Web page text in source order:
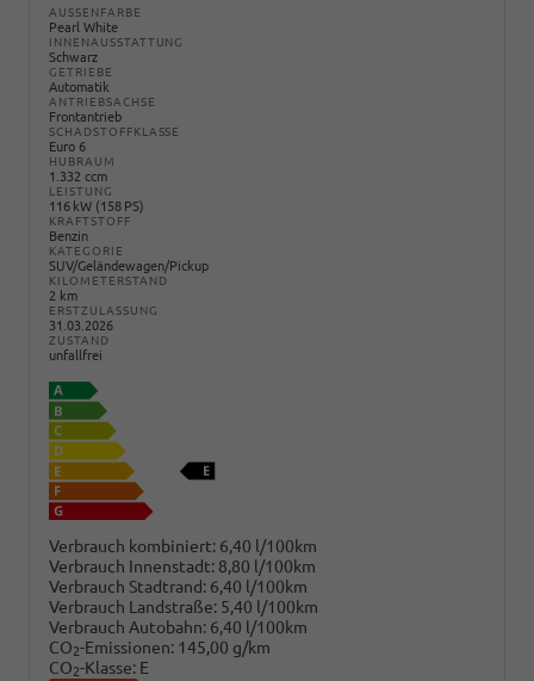
AUSSENFARBE
Pearl White
INNENAUSSTATTUNG
Schwarz
GETRIEBE
Automatik
ANTRIEBSACHSE
Frontantrieb
SCHADSTOFFKLASSE
Euro 6
HUBRAUM
1.332 ccm
LEISTUNG
116 kW (158 PS)
KRAFTSTOFF
Benzin
KATEGORIE
SUV/Geländewagen/Pickup
KILOMETERSTAND
2 km
ERSTZULASSUNG
31.03.2026
ZUSTAND
unfallfrei
Verbrauch kombiniert: 6,40 l/100km
Verbrauch Innenstadt: 8,80 l/100km
Verbrauch Stadtrand: 6,40 l/100km
Verbrauch Landstraße: 5,40 l/100km
Verbrauch Autobahn: 6,40 l/100km
CO2-Emissionen: 145,00 g/km
CO2-Klasse: E